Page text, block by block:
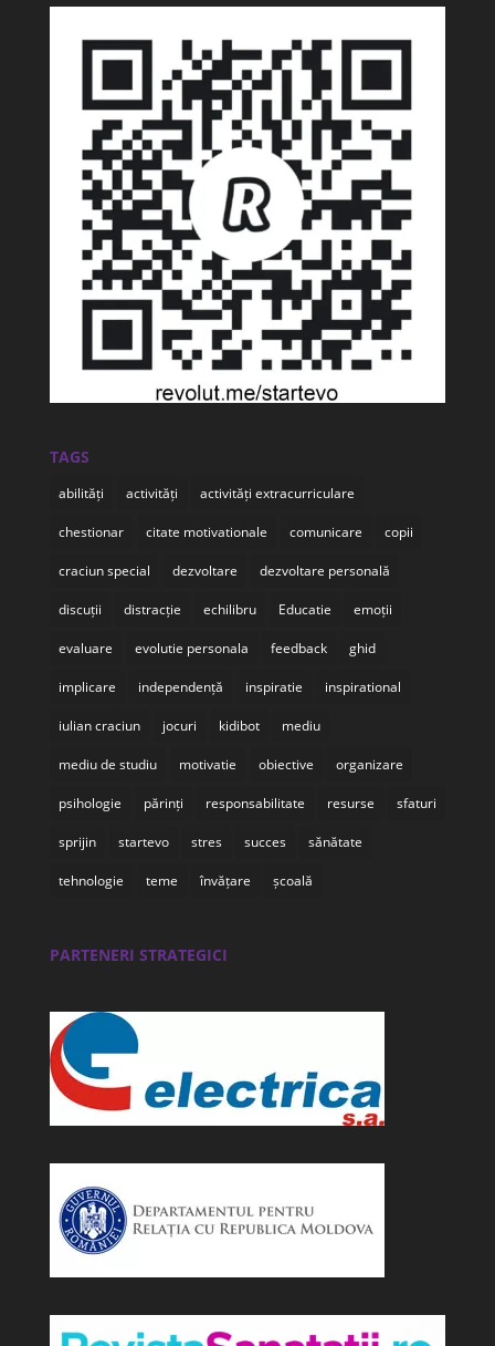
TAGS
abilități activități activități extracurriculare
chestionar citate motivationale comunicare copii
craciun special dezvoltare dezvoltare personală
discuții distracție echilibru Educatie emoții
evaluare evolutie personala feedback ghid
implicare independență inspiratie inspirational
iulian craciun jocuri kidibot mediu
mediu de studiu motivatie obiective organizare
psihologie părinți responsabilitate resurse sfaturi
sprijin startevo stres succes sănătate
tehnologie teme învățare școală
PARTENERI STRATEGICI